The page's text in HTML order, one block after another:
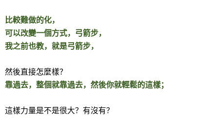
比較難做的化，
可以改變一個方式，弓箭步，
我之前也教，就是弓箭步，
然後直接怎麼樣？
靠過去，整個就靠過去，然後你就輕鬆的這樣；
這樣力量是不是很大？有沒有？